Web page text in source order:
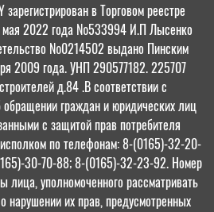
зарегистрирован в Торговом реестре
мая 2022 года №533994 И.П Лысенко
№0214502 выдано Пинским
2009 года. УНП 290577182. 225707
д.84 .В соответствии с
граждан и юридических лиц
с защитой прав потребителя
по телефонам: 8-(0165)-32-20-
30-70-88; 8-(0165)-32-23-92. Номер
лица, уполномоченного рассматривать
нарушении их прав, предусмотренных